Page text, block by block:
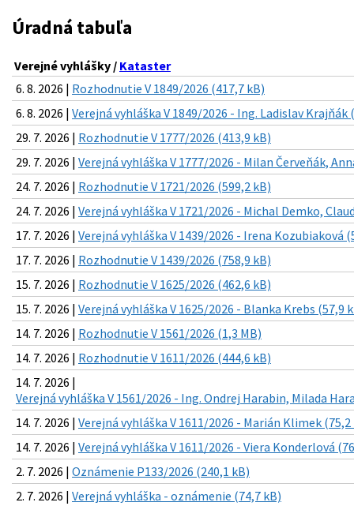
Úradná tabuľa
Verejné vyhlášky / Kataster
6. 8. 2026 | Rozhodnutie V 1849/2026 (417,7 kB)
6. 8. 2026 | Verejná vyhláška V 1849/2026 - Ing. Ladislav Krajňák
29. 7. 2026 | Rozhodnutie V 1777/2026 (413,9 kB)
29. 7. 2026 | Verejná vyhláška V 1777/2026 - Milan Červeňák,
24. 7. 2026 | Rozhodnutie V 1721/2026 (599,2 kB)
24. 7. 2026 | Verejná vyhláška V 1721/2026 - Michal Demko,
17. 7. 2026 | Verejná vyhláška V 1439/2026 - Irena Kozubiaková
17. 7. 2026 | Rozhodnutie V 1439/2026 (758,9 kB)
15. 7. 2026 | Rozhodnutie V 1625/2026 (462,6 kB)
15. 7. 2026 | Verejná vyhláška V 1625/2026 - Blanka Krebs (57,9
14. 7. 2026 | Rozhodnutie V 1561/2026 (1,3 MB)
14. 7. 2026 | Rozhodnutie V 1611/2026 (444,6 kB)
14. 7. 2026 |
Verejná vyhláška V 1561/2026 - Ing. Ondrej Harabin, Milada
14. 7. 2026 | Verejná vyhláška V 1611/2026 - Marián Klimek (75,2
14. 7. 2026 | Verejná vyhláška V 1611/2026 - Viera Konderlová
2. 7. 2026 | Oznámenie P133/2026 (240,1 kB)
2. 7. 2026 | Verejná vyhláška - oznámenie (74,7 kB)